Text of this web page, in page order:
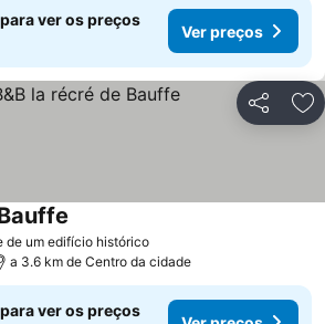
ver os preços
Ver preços
Partilhar
de um edifício histórico
a 3.6 km de Centro da cidade
ver os preços